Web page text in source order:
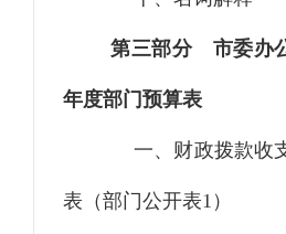
第三部分 市委办
年度部门预算表
一、财政拨款收
表（部门公开表1）